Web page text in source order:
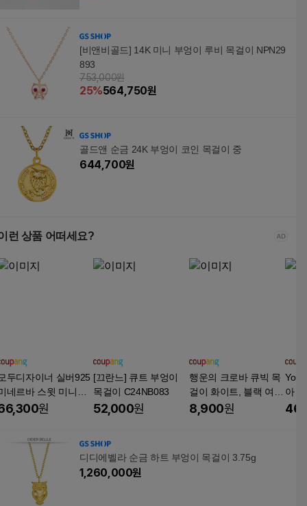
[비앤비골드] 14K 미니 부엉이 루비 목걸이 NPN29
893
753,000원
25%564,750원
골드앤 순금 24K 부엉이 코인 목걸이 중
644,700원
런 상품 어떠세요?
두디자이너 실버925
네르바 스윗 미니달
빅 부엉이 목걸이 14
원
[끄란느] 큐트 부엉이
목걸이 C24NB083
52,000원
행운의 크로바 큐빅 목
걸이 화이트, 블랙 여성
패션목걸이
8,900원
아
걸이
디디에벨라 순금 하트 부엉이 목걸이 3.75g
1,260,000원